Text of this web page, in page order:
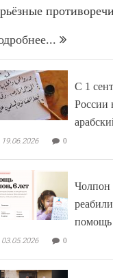
С 1
России
19.06.2026 0
Чолпон
помощь
03.05.2026 0